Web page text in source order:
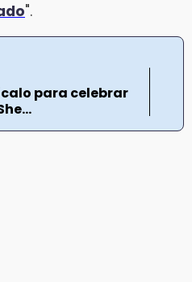
".
para celebrar